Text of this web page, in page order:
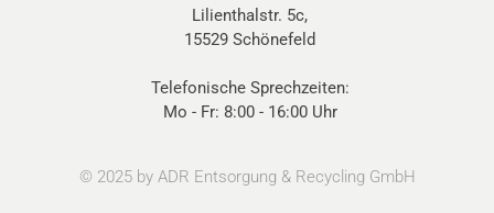
Lilienthalstr. 5c,
15529 Schönefeld
Telefonische Sprechzeiten:
Mo - Fr: 8:00 - 16:00 Uhr
© 2025by ADR Entsorgung & Recycling GmbH